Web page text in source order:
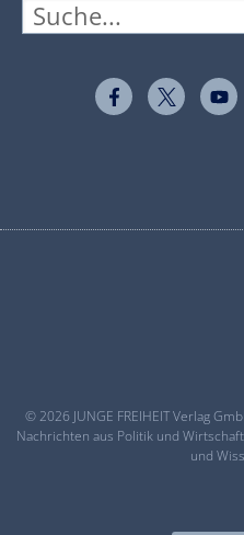
© 2026 JUNGE FREIHEIT Verlag
Nachrichten aus Politik und
und